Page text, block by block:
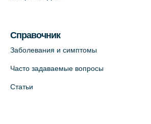
Медицинский центр на пр.
Просвещения, 12к2
Справочник
Заболевания и симптомы
Часто задаваемые вопросы
Статьи